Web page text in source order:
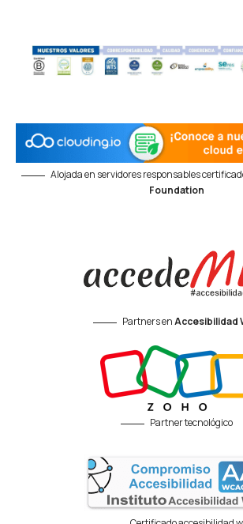
Alojada en servidores responsables
Foundation
Partners enAccesibilidad
Partner tecnológico